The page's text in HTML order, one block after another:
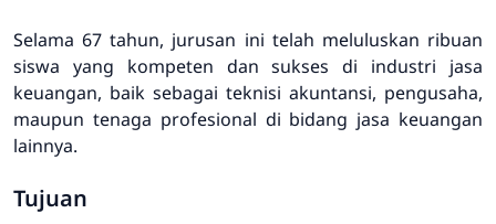
Selama 67 tahun, jurusan ini telah meluluskan ribuan
siswa yang kompeten dan sukses di industri jasa
keuangan, baik sebagai teknisi akuntansi, pengusaha,
maupun tenaga profesional di bidang jasa keuangan
lainnya.
Tujuan